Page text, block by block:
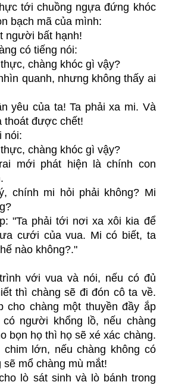
tới chuồng ngựa đứng khóc
bạch mã của mình:
người bất hạnh!
có tiếng nói:
chàng khóc gì vậy?
quanh, nhưng không thấy ai
yêu của ta! Ta phải xa mi. Và
thoát được chết!
nói:
chàng khóc gì vậy?
mới phát hiện là chính con
chính mi hỏi phải không? Mi
"Ta phải tới nơi xa xôi kia để
cưới của vua. Mi có biết, ta
nào không?."
với vua và nói, nếu có đủ
thì chàng sẽ đi đón cô ta về.
cho chàng một thuyền đầy ắp
người khổng lồ, nếu chàng
bọn họ thì họ sẽ xé xác chàng.
lớn, nếu chàng không có
mổ chàng mù mắt!
lò sát sinh và lò bánh trong